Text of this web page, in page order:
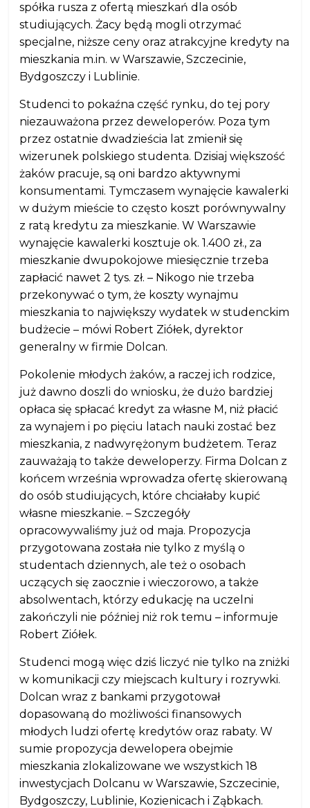
spółka rusza z ofertą mieszkań dla osób
studiujących. Żacy będą mogli otrzymać
specjalne, niższe ceny oraz atrakcyjne kredyty na
mieszkania m.in. w Warszawie, Szczecinie,
Bydgoszczy i Lublinie.
Studenci to pokaźna część rynku, do tej pory
niezauważona przez deweloperów. Poza tym
przez ostatnie dwadzieścia lat zmienił się
wizerunek polskiego studenta. Dzisiaj większość
żaków pracuje, są oni bardzo aktywnymi
konsumentami. Tymczasem wynajęcie kawalerki
w dużym mieście to często koszt porównywalny
z ratą kredytu za mieszkanie. W Warszawie
wynajęcie kawalerki kosztuje ok. 1.400 zł., za
mieszkanie dwupokojowe miesięcznie trzeba
zapłacić nawet 2 tys. zł. – Nikogo nie trzeba
przekonywać o tym, że koszty wynajmu
mieszkania to największy wydatek w studenckim
budżecie – mówi Robert Ziółek, dyrektor
generalny w firmie Dolcan.
Pokolenie młodych żaków, a raczej ich rodzice,
już dawno doszli do wniosku, że dużo bardziej
opłaca się spłacać kredyt za własne M, niż płacić
za wynajem i po pięciu latach nauki zostać bez
mieszkania, z nadwyrężonym budżetem. Teraz
zauważają to także deweloperzy. Firma Dolcan z
końcem września wprowadza ofertę skierowaną
do osób studiujących, które chciałaby kupić
własne mieszkanie. – Szczegóły
opracowywaliśmy już od maja. Propozycja
przygotowana została nie tylko z myślą o
studentach dziennych, ale też o osobach
uczących się zaocznie i wieczorowo, a także
absolwentach, którzy edukację na uczelni
zakończyli nie później niż rok temu – informuje
Robert Ziółek.
Studenci mogą więc dziś liczyć nie tylko na zniżki
w komunikacji czy miejscach kultury i rozrywki.
Dolcan wraz z bankami przygotował
dopasowaną do możliwości finansowych
młodych ludzi ofertę kredytów oraz rabaty. W
sumie propozycja dewelopera obejmie
mieszkania zlokalizowane we wszystkich 18
inwestycjach Dolcanu w Warszawie, Szczecinie,
Bydgoszczy, Lublinie, Kozienicach i Ząbkach.